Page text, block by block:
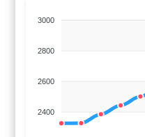
3000
2800
2600
2400